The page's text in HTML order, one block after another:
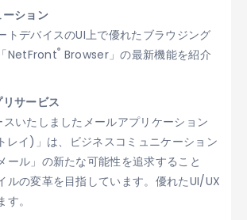
ション
トデバイスのUI上で優れたブラウジング
NetFront® Browser」の最新機能を紹介
サービス
いたしましたメールアプリケーション
レイ)」は、ビジネスコミュニケーション
ール」の新たな可能性を追求すること
ルの変革を目指しています。優れたUI/UX
。